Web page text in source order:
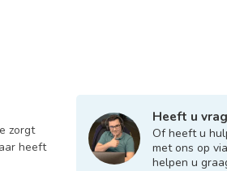
zorgt
heeft
Heeft u
Of heeft u
met ons op via
helpen u